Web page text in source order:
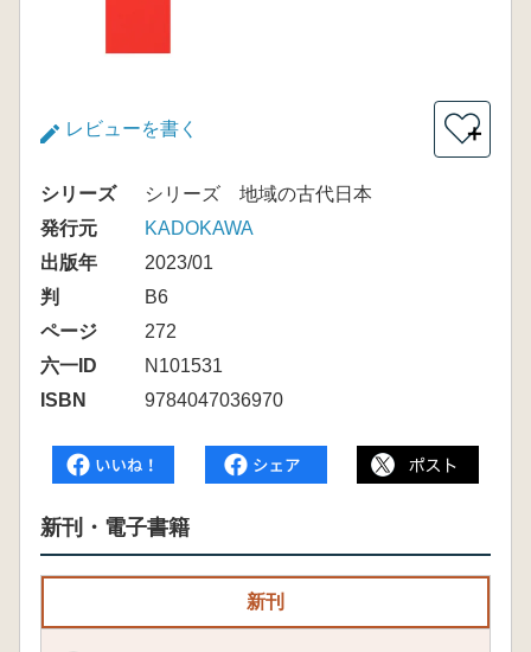
レビューを書く ＋
シリーズ
シリーズ 地域の古代日本
発行元
KADOKAWA
出版年
2023/01
判
B6
ページ
272
六一ID
N101531
ISBN
9784047036970
新刊・電子書籍
新刊